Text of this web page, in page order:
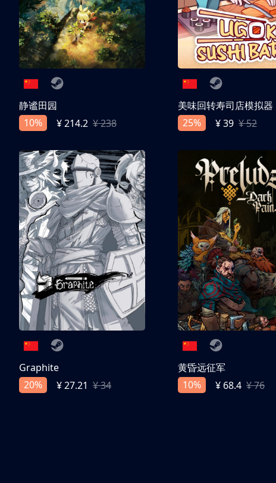
静谧田园
10%
¥ 214.2 ¥ 238
美味回转寿司店模拟器
25%
¥ 39 ¥ 52
Graphite
20%
¥ 27.21 ¥ 34
黄昏远征军
10%
¥ 68.4 ¥ 76